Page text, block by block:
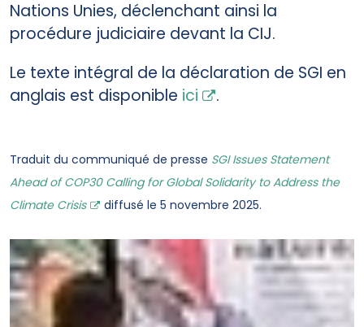
Nations Unies, déclenchant ainsi la
procédure judiciaire devant la CIJ.
Le texte intégral de la déclaration de SGI en
anglais est disponible ici .
Traduit du communiqué de presse SGI Issues Statement
Ahead of COP30 Calling for Global Solidarity to Address the
Climate Crisis
diffusé le 5 novembre 2025.